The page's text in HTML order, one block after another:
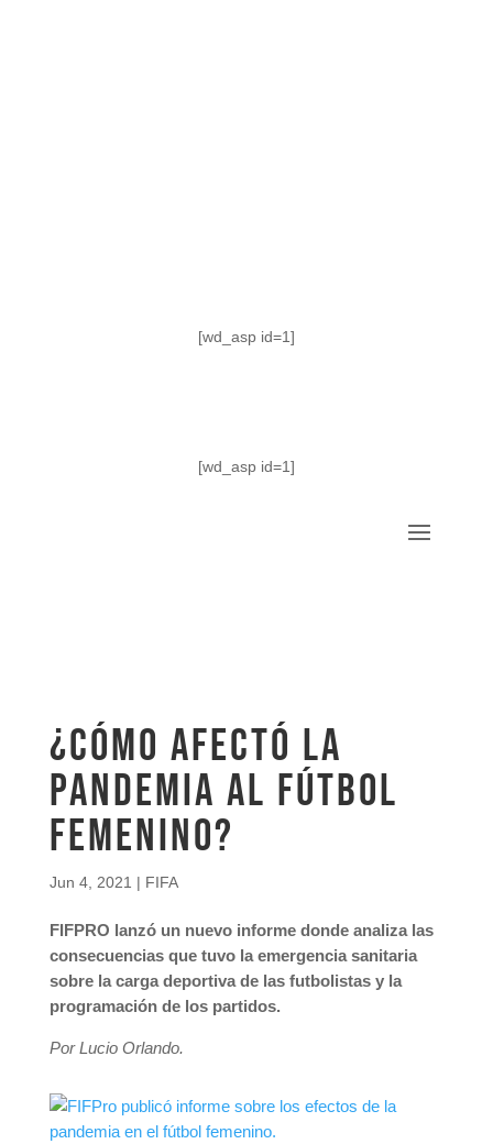
[wd_asp id=1]
[wd_asp id=1]
¿Cómo afectó la
pandemia al fútbol
femenino?
Jun 4, 2021 | FIFA
FIFPRO lanzó un nuevo informe donde analiza las
consecuencias que tuvo la emergencia sanitaria
sobre la carga deportiva de las futbolistas y la
programación de los partidos.
Por Lucio Orlando.